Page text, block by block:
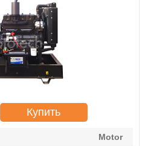
Купить
Motor